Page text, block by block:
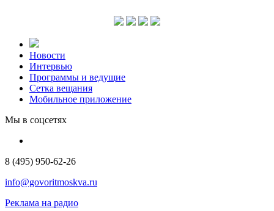
Новости
Интервью
Программы и ведущие
Сетка вещания
Мобильное приложение
Мы в соцсетях
8 (495) 950-62-26
info@govoritmoskva.ru
Реклама на радио